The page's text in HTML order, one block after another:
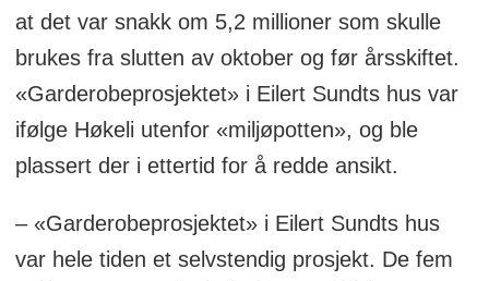
at det var snakk om 5,2 millioner som skulle
brukes fra slutten av oktober og før årsskiftet.
«Garderobeprosjektet» i Eilert Sundts hus var
ifølge Høkeli utenfor «miljøpotten», og ble
plassert der i ettertid for å redde ansikt.
– «Garderobeprosjektet» i Eilert Sundts hus
var hele tiden et selvstendig prosjekt. De fem